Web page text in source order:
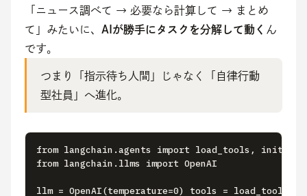
「ニュース調べて → 必要なら計算して → まとめ
て」みたいに、 AIが勝手にタスクを分解して動く ん
です。
つまり「指示待ち人間」じゃなく「自律行動
型社員」へ進化。
from langchain.agents import load_tools,
from langchain.llms import OpenAI
llm = OpenAI(temperature=0) tools =